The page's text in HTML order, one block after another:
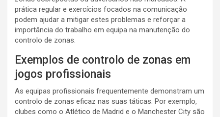
prática regular e exercícios focados na comunicação
podem ajudar a mitigar estes problemas e reforçar a
importância do trabalho em equipa na manutenção do
controlo de zonas.
Exemplos de controlo de zonas em
jogos profissionais
As equipas profissionais frequentemente demonstram um
controlo de zonas eficaz nas suas táticas. Por exemplo,
clubes como o Atlético de Madrid e o Manchester City são